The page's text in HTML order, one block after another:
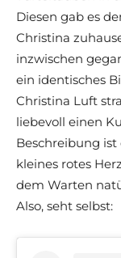
Diesen gab es
Christina
inzwischen
ein identisches
Christina Luft
liebevoll einen
Beschreibung ist
kleines rotes
dem Warten
Also, seht selbst: